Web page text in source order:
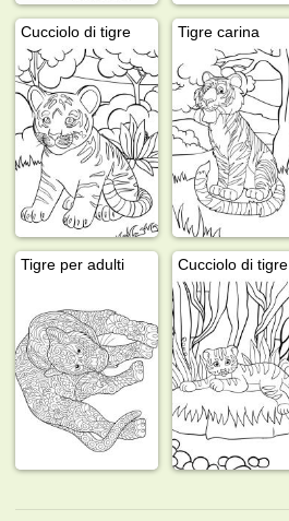
Cucciolo di tigre Tigre carina
Tigre per adulti Cucciolo di tigre